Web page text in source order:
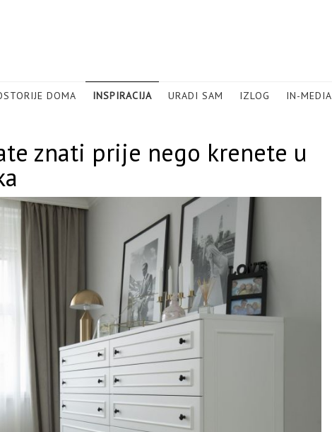
DOMA INSPIRACIJA URADI SAM IZLOG IN-MEDIA
znati prije nego krenete u